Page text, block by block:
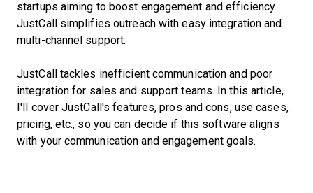
startups aiming to boost engagement and efficiency.
JustCall simplifies outreach with easy integration and
multi-channel support.
JustCall tackles inefficient communication and poor
integration for sales and support teams. In this article,
I'll cover JustCall's features, pros and cons, use cases,
pricing, etc., so you can decide if this software aligns
with your communication and engagement goals.